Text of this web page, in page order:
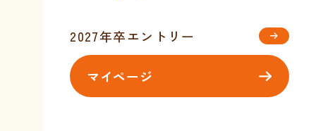
2027年卒エントリー
マイページ